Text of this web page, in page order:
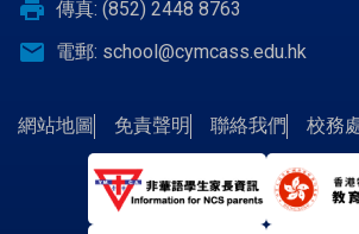
print 傳真: (852) 2448 8763
email 電郵: school@cymcass.edu.hk
網站地圖 免責聲明 聯絡我們 校務